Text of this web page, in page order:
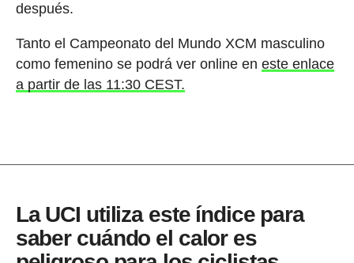
después.
Tanto el Campeonato del Mundo XCM masculino
como femenino se podrá ver online en este enlace
a partir de las 11:30 CEST.
La UCI utiliza este índice para
saber cuándo el calor es